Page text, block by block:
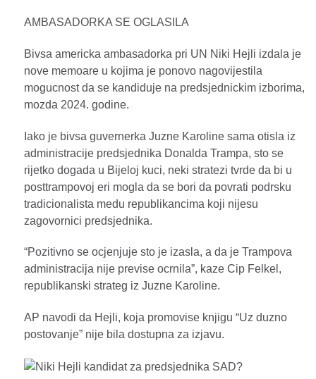
AMBASADORKA SE OGLASILA
Bivsa americka ambasadorka pri UN Niki Hejli izdala je
nove memoare u kojima je ponovo nagovijestila
mogucnost da se kandiduje na predsjednickim izborima,
mozda 2024. godine.
Iako je bivsa guvernerka Juzne Karoline sama otisla iz
administracije predsjednika Donalda Trampa, sto se
rijetko dogada u Bijeloj kuci, neki stratezi tvrde da bi u
posttrampovoj eri mogla da se bori da povrati podrsku
tradicionalista medu republikancima koji nijesu
zagovornici predsjednika.
“Pozitivno se ocjenjuje sto je izasla, a da je Trampova
administracija nije previse ocrnila”, kaze Cip Felkel,
republikanski strateg iz Juzne Karoline.
AP navodi da Hejli, koja promovise knjigu “Uz duzno
postovanje” nije bila dostupna za izjavu.